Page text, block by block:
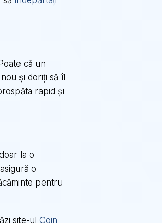
că un
și doriți să îl
rapid și
la o
o
pentru
site-ul Coin